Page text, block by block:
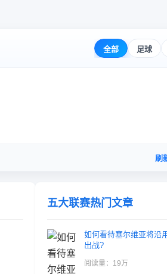
五大联赛热门文章
如何看待塞尔维亚将沿
出战?
阅读量：19万